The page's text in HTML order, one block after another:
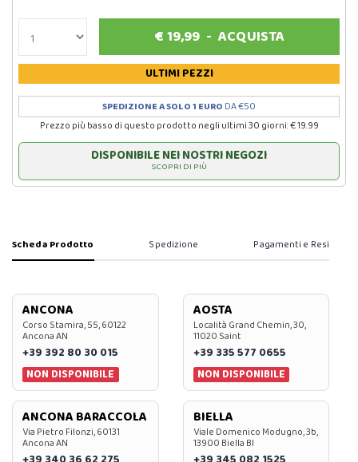
€19,99- ACQUISTA
ULTIMI PEZZI
SPEDIZIONE A SOLO 1 EURO DA €50
Prezzo più basso di questo prodotto negli ultimi 30 giorni: € 19.99
DISPONIBILE NEI NOSTRI NEGOZI
SCOPRI DI PIÙ
Scheda Prodotto Spedizione Pagamenti e Resi
ANCONA
Corso Stamira, 55, 60122
Ancona AN
+39 392 80 30 015
NON DISPONIBILE
AOSTA
Località Grand Chemin, 30,
11020 Saint
+39 335 577 0655
NON DISPONIBILE
ANCONA BARACCOLA
Via Pietro Filonzi, 60131
Ancona AN
BIELLA
Viale Domenico Modugno, 3b,
13900 Biella BI